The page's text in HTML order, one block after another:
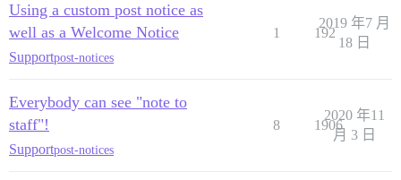
Using a custom post notice as
well as a Welcome Notice
Supportpost-notices
1 192
2019 年7 月
18 日
Everybody can see "note to
staff"!
Supportpost-notices
8 1906
2020 年11
月 3 日